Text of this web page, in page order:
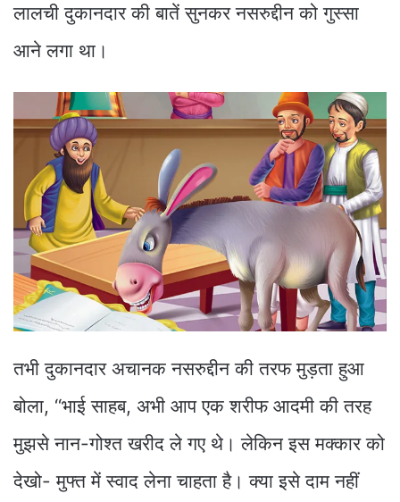
लालची दुकानदार की बातें सुनकर नसरुद्दीन को गुस्सा
आने लगा था।
तभी दुकानदार अचानक नसरुद्दीन की तरफ मुड़ता हुआ
बोला, ‘‘भाई साहब, अभी आप एक शरीफ आदमी की तरह
मुझसे नान-गोश्त खरीद ले गए थे। लेकिन इस मक्कार को
देखो- मुफ्त में स्वाद लेना चाहता है। क्या इसे दाम नहीं